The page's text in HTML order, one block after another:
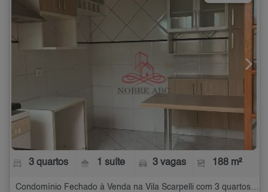
3 quartos 1 suíte 3 vagas 188 m²
Condomínio Fechado à Venda na Vila Scarpelli com 3 quartos - 188 m²